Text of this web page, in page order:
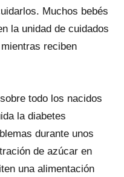
Muchos bebés
la unidad de cuidados
reciben
todo los nacidos
la diabetes
durante unos
de azúcar en
una alimentación